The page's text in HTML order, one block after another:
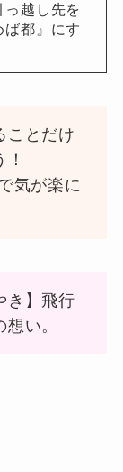
っ越し先を
ば都』にす
ことだけ
気が楽に
き】飛行
い。